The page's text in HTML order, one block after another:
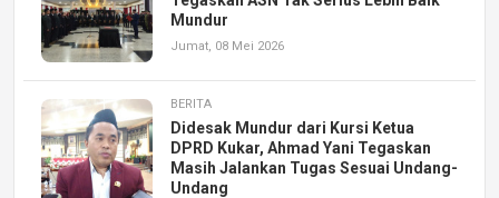
Mundur
Jumat, 08 Mei 2026
BERITA
Didesak Mundur dari Kursi Ketua
DPRD Kukar, Ahmad Yani Tegaskan
Masih Jalankan Tugas Sesuai Undang-
Undang